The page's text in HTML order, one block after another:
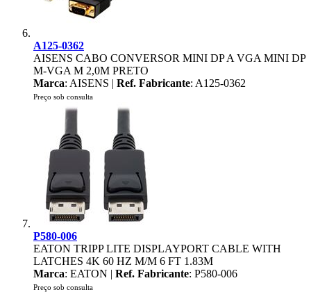
A125-0362
AISENS CABO CONVERSOR MINI DP A VGA MINI DP
M-VGA M 2,0M PRETO
Marca: AISENS | Ref. Fabricante: A125-0362
Preço sob consulta
P580-006
EATON TRIPP LITE DISPLAYPORT CABLE WITH
LATCHES 4K 60 HZ M/M 6 FT 1.83M
Marca: EATON | Ref. Fabricante: P580-006
Preço sob consulta